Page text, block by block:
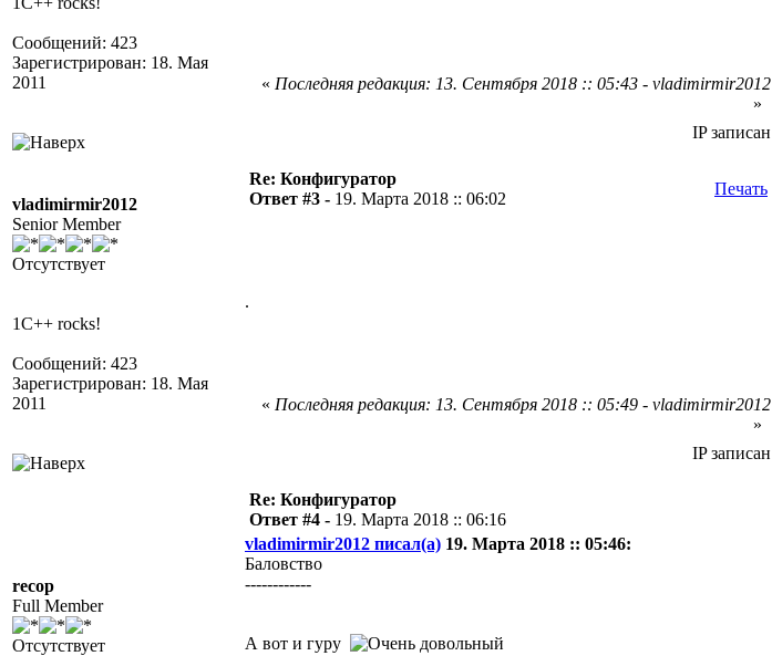
Сообщений: 423
Зарегистрирован: 18. Мая
2011
« Последняя редакция: 13. Сентября 2018 :: 05:43 - vladimirmir2012
»
IP записан
vladimirmir2012
Senior Member
Отсутствует
1C++ rocks!
Сообщений: 423
Зарегистрирован: 18. Мая
2011
Re: Конфигуратор
Ответ #3 - 19. Марта 2018 :: 06:02
Печать
.
« Последняя редакция: 13. Сентября 2018 :: 05:49 - vladimirmir2012
»
IP записан
recop
Full Member
Отсутствует
Re: Конфигуратор
Ответ #4 - 19. Марта 2018 :: 06:16
vladimirmir2012 писал(а) 19. Марта 2018 :: 05:46:
Баловство
------------
А вот и гуру